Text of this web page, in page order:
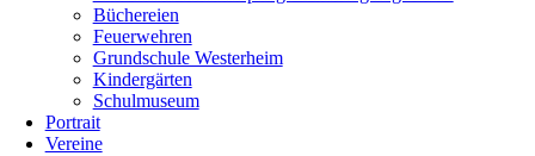
Büchereien
Feuerwehren
Grundschule Westerheim
Kindergärten
Schulmuseum
Portrait
Vereine